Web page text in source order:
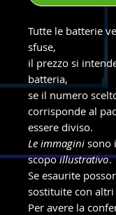
Tutte le batterie
sfuse,
il prezzo si
batteria,
se il numero
corrisponde al
essere diviso.
Le immagini sono
scopoillustrativo.
Se esaurite
sostituite con
Per avere la